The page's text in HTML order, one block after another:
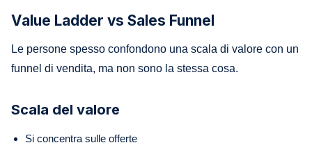
Value Ladder vs Sales Funnel
Le persone spesso confondono una scala di valore con un
funnel di vendita, ma non sono la stessa cosa.
Scala del valore
Si concentra sulle offerte